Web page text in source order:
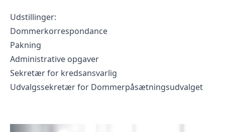
Udstillinger:
Dommerkorrespondance
Pakning
Administrative opgaver
Sekretær for kredsansvarlig
Udvalgssekretær for Dommerpåsætningsudvalget